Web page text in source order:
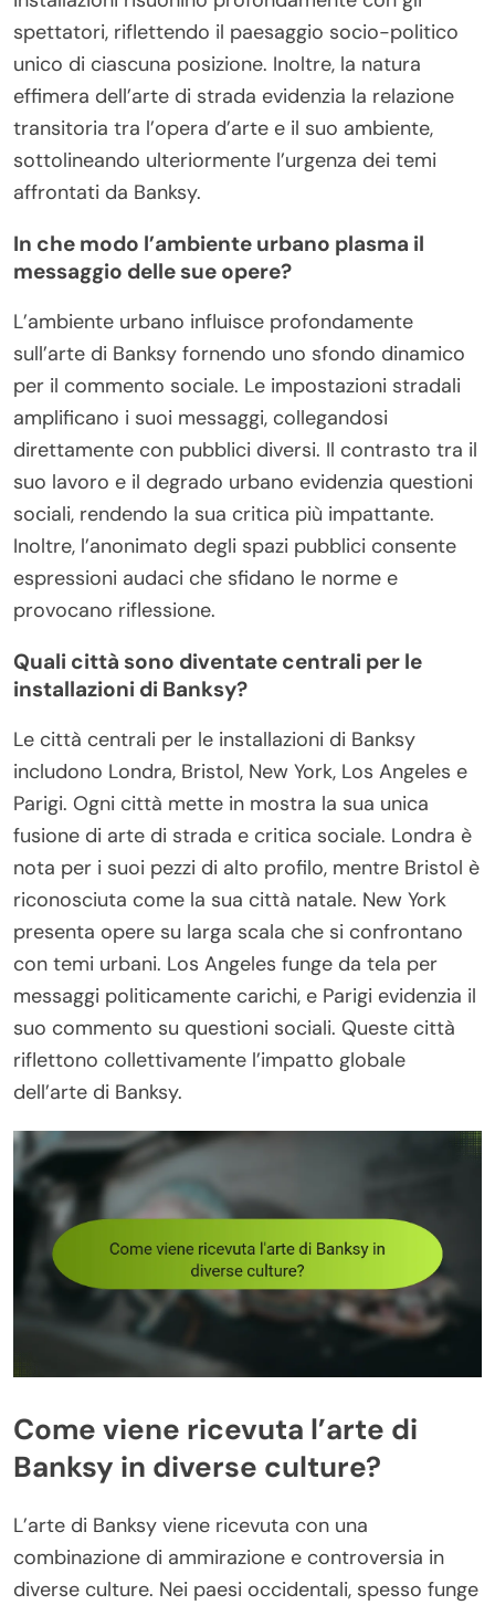
spettatori, riflettendo il paesaggio socio-politico
unico di ciascuna posizione. Inoltre, la natura
effimera dell’arte di strada evidenzia la relazione
transitoria tra l’opera d’arte e il suo ambiente,
sottolineando ulteriormente l’urgenza dei temi
affrontati da Banksy.
In che modo l’ambiente urbano plasma il
messaggio delle sue opere?
L’ambiente urbano influisce profondamente
sull’arte di Banksy fornendo uno sfondo dinamico
per il commento sociale. Le impostazioni stradali
amplificano i suoi messaggi, collegandosi
direttamente con pubblici diversi. Il contrasto tra il
suo lavoro e il degrado urbano evidenzia questioni
sociali, rendendo la sua critica più impattante.
Inoltre, l’anonimato degli spazi pubblici consente
espressioni audaci che sfidano le norme e
provocano riflessione.
Quali città sono diventate centrali per le
installazioni di Banksy?
Le città centrali per le installazioni di Banksy
includono Londra, Bristol, New York, Los Angeles e
Parigi. Ogni città mette in mostra la sua unica
fusione di arte di strada e critica sociale. Londra è
nota per i suoi pezzi di alto profilo, mentre Bristol è
riconosciuta come la sua città natale. New York
presenta opere su larga scala che si confrontano
con temi urbani. Los Angeles funge da tela per
messaggi politicamente carichi, e Parigi evidenzia il
suo commento su questioni sociali. Queste città
riflettono collettivamente l’impatto globale
dell’arte di Banksy.
Come viene ricevuta l’arte di
Banksy in diverse culture?
L’arte di Banksy viene ricevuta con una
combinazione di ammirazione e controversia in
diverse culture. Nei paesi occidentali, spesso funge